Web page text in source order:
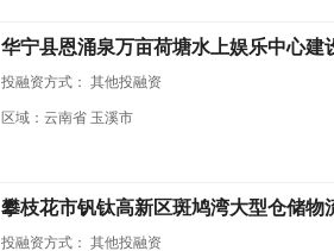
华宁县恩涌泉万亩荷塘水上娱乐中心建
投融资方式： 其他投融资
区域：云南省 玉溪市
攀枝花市钒钛高新区斑鸠湾大型仓储物
投融资方式： 其他投融资